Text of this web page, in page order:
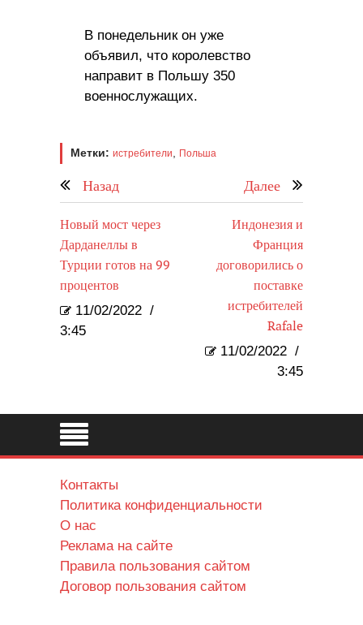
В понедельник он уже
объявил, что королевство
направит в Польшу 350
военнослужащих.
Метки: истребители, Польша
Назад Далее
Новый мост через
Дарданеллы в
Турции готов на 99
процентов
11/02/2022 /
3:45
Индонезия и
Франция
договорились о
поставке
истребителей
Rafale
11/02/2022 /
3:45
Контакты
Политика конфиденциальности
О нас
Реклама на сайте
Правила пользования сайтом
Договор пользования сайтом